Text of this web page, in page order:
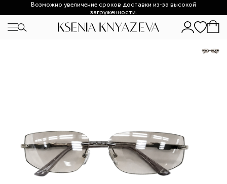
Возможно увеличение сроков доставки из-за высокой
загруженности.